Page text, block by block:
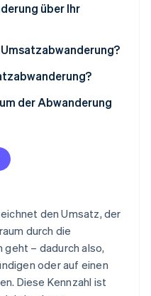
Lösungen für die
über Ihr
der Abwanderung
den Umsatz, der
durch die
geht – dadurch also,
oder auf einen
Diese Kennzahl ist